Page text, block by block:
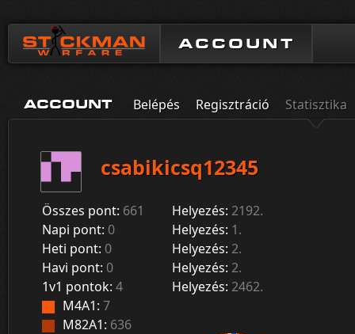
ACCOUNT
ACCOUNT Belépés Regisztráció Statisztika
csabikicsq12345
Összes pont: 661 Helyezés: 2192.
Napi pont: 0 Helyezés: 1.
Heti pont: 0 Helyezés: 2.
Havi pont: 0 Helyezés: 2.
1v1 pontok: 4 Helyezés: 2462.
M4A1: 7
M82A1: 636